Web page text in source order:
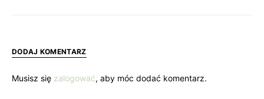
DODAJ KOMENTARZ
Musisz się zalogować, aby móc dodać komentarz.